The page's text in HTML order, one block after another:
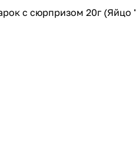
с сюрпризом 20г (Яйцо